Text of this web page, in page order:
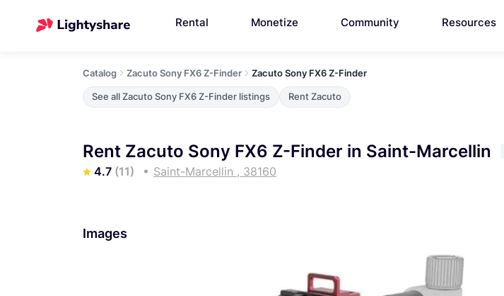
Rental Monetize Community Resources
Catalog Zacuto Sony FX6 Z-Finder Zacuto Sony FX6 Z-Finder
See all Zacuto Sony FX6 Z-Finder listings Rent Zacuto
Rent Zacuto Sony FX6 Z-Finder in Saint-Marcellin
4.7 (11) Saint-Marcellin , 38160
Images